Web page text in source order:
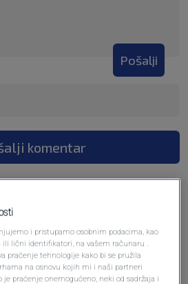
Pošalji
komentar
i pristupamo osobnim podacima, kao
ili lični identifikatori, na vašem računaru .
praćenje tehnologije kako bi se pružila
na osnovu kojih mi i naši partneri
praćenje onemogućeno, neki od sadržaja i